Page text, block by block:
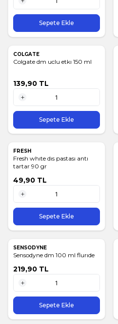
1 Adet
Sepete Ekle
COLGATE
Colgate dm uclu etkı 150 ml
139,90 TL
1 Adet
Sepete Ekle
FRESH
Fresh whıte dıs pastası antı
tartar 90 gr
49,90 TL
1 Adet
Sepete Ekle
SENSODYNE
Sensodyne dm 100 ml flurıde
219,90 TL
1 Adet
Sepete Ekle